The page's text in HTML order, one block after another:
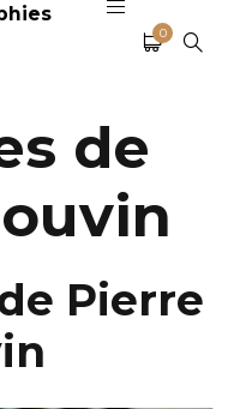
0
de
Pierre